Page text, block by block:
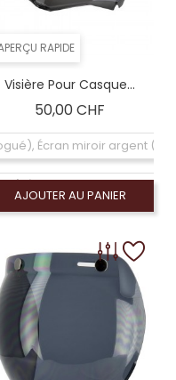
RAPIDE
Visière Pour Casque...
50,00 CHF
Écran miroir argent
Écran fumé foncé 100%
Écran fumé clair 50%
Écran miroir bleu
AJOUTER AU PANIER